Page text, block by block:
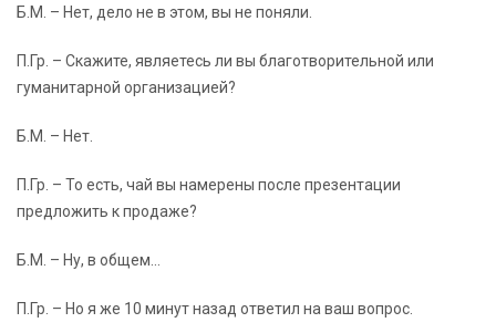
Б.М. – Нет, дело не в этом, вы не поняли.
П.Гр. – Скажите, являетесь ли вы благотворительной или
гуманитарной организацией?
Б.М. – Нет.
П.Гр. – То есть, чай вы намерены после презентации
предложить к продаже?
Б.М. – Ну, в общем…
П.Гр. – Но я же 10 минут назад ответил на ваш вопрос.